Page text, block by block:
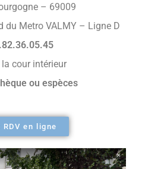
– 69009
du Metro VALMY – Ligne D
la cour intérieur
ou espèces
RDV en ligne